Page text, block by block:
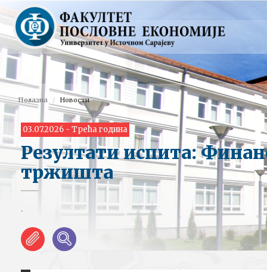
Полазна Новости
03.07.2026 - Трећа година
Резултати испита:
тржишта
.